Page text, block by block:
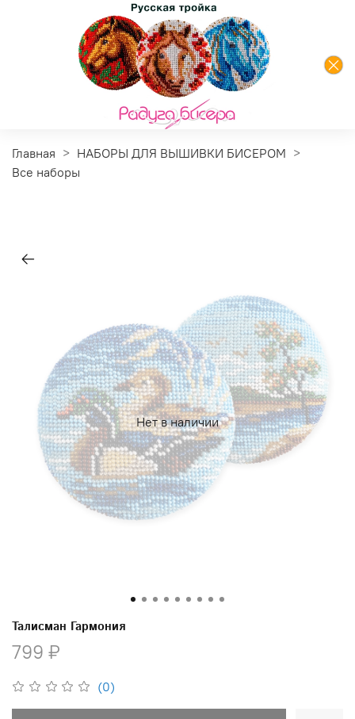
Главная
НАБОРЫ ДЛЯ ВЫШИВКИ БИСЕРОМ
Все наборы
Нет в наличии
(0)
Талисман Гармония
799 ₽